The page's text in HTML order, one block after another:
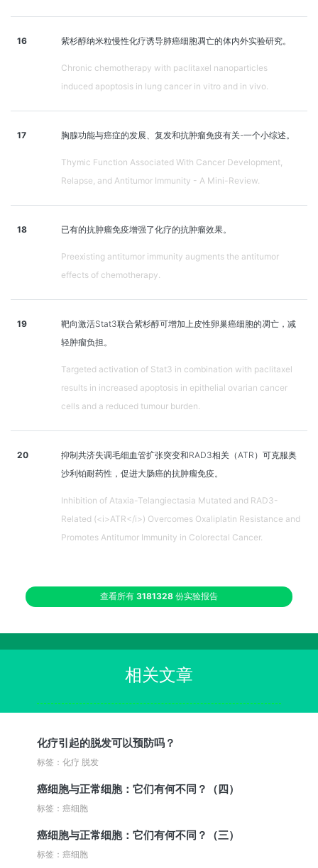
16 紫杉醇纳米粒慢性化疗诱导肺癌细胞凋亡的体内外实验研究。
Chronic chemotherapy with paclitaxel nanoparticles
induced apoptosis in lung cancer in vitro and in vivo.
17 胸腺功能与癌症的发展、复发和抗肿瘤免疫有关-一个小综述。
Thymic Function Associated With Cancer Development,
Relapse, and Antitumor Immunity - A Mini-Review.
18 已有的抗肿瘤免疫增强了化疗的抗肿瘤效果。
Preexisting antitumor immunity augments the antitumor
effects of chemotherapy.
19
靶向激活Stat3联合紫杉醇可增加上皮性卵巢癌细胞的凋亡，减
轻肿瘤负担。
Targeted activation of Stat3 in combination with paclitaxel
results in increased apoptosis in epithelial ovarian cancer
cells and a reduced tumour burden.
20
抑制共济失调毛细血管扩张突变和RAD3相关（ATR）可克服奥
沙利铂耐药性，促进大肠癌的抗肿瘤免疫。
Inhibition of Ataxia-Telangiectasia Mutated and RAD3-
Related (<i>ATR</i>) Overcomes Oxaliplatin Resistance and
Promotes Antitumor Immunity in Colorectal Cancer.
查看所有 3181328 份实验报告
相关文章
化疗引起的脱发可以预防吗？
标签：化疗 脱发
癌细胞与正常细胞：它们有何不同？（四）
标签：癌细胞
癌细胞与正常细胞：它们有何不同？（三）
标签：癌细胞